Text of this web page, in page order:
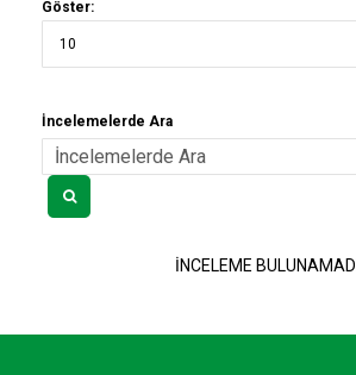
Göster:
İncelemelerde Ara
İNCELEME BULUNAMADI